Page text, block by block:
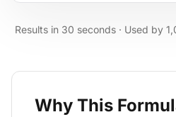
Results in 30 seconds · Used by
Why This